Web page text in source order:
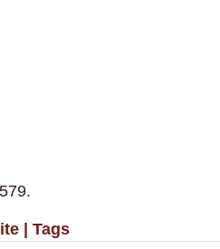
Tags